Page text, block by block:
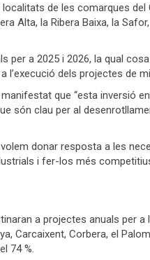
de les comarques del
Alta, la Ribera Baixa, la Safor,
per a 2025 i 2026, la qual
l’execució dels projectes de
que “esta inversió
són clau per al
donar resposta a les
i fer-los més
a projectes anuals per a
Carcaixent, Corbera, el
74 %.